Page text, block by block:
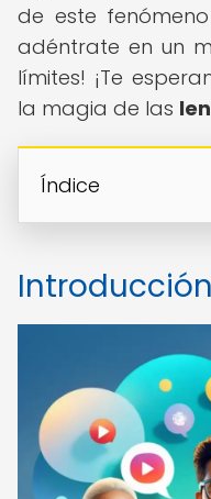
de este
adéntrate en un
límites! ¡Te
la magia de las
Índice
Introducción